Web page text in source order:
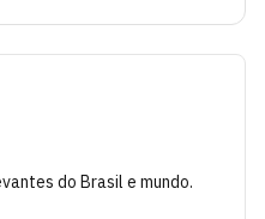
do Brasil e mundo.